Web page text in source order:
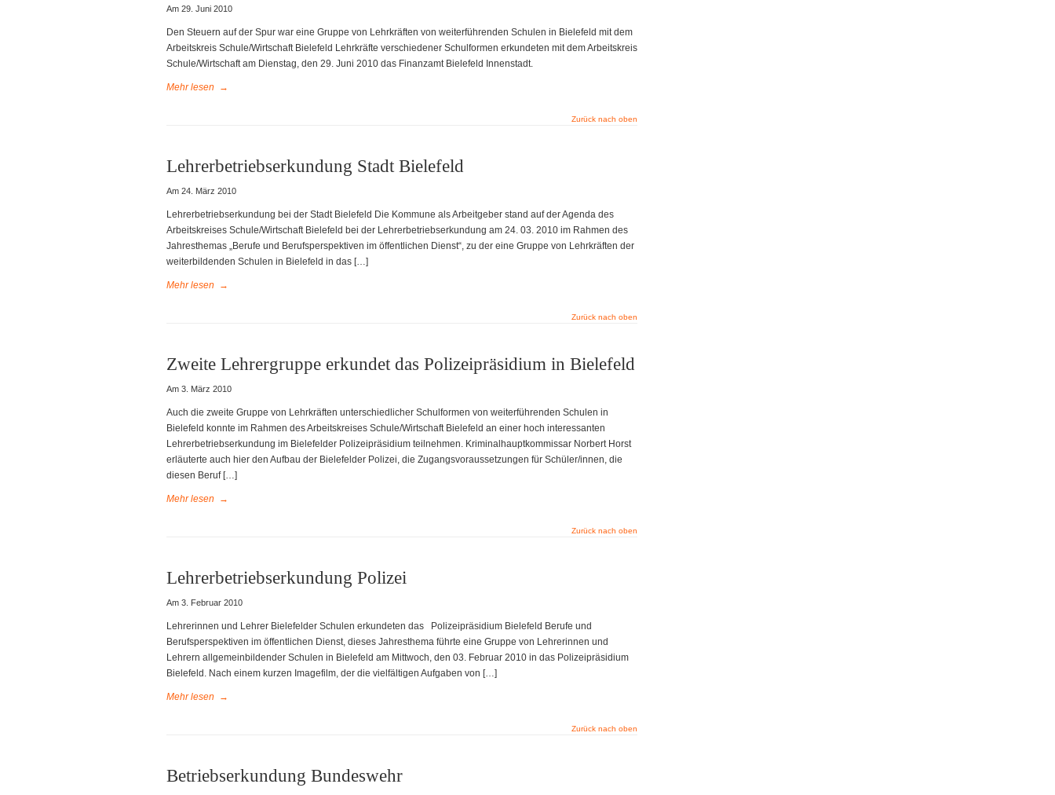
Am 29. Juni 2010
Den Steuern auf der Spur war eine Gruppe von Lehrkräften von weiterführenden Schulen in Bielefeld mit dem
Arbeitskreis Schule/Wirtschaft Bielefeld Lehrkräfte verschiedener Schulformen erkundeten mit dem Arbeitskreis
Schule/Wirtschaft am Dienstag, den 29. Juni 2010 das Finanzamt Bielefeld Innenstadt.
Mehr lesen →
Zurück nach oben
Lehrerbetriebserkundung Stadt Bielefeld
Am 24. März 2010
Lehrerbetriebserkundung bei der Stadt Bielefeld Die Kommune als Arbeitgeber stand auf der Agenda des
Arbeitskreises Schule/Wirtschaft Bielefeld bei der Lehrerbetriebserkundung am 24. 03. 2010 im Rahmen des
Jahresthemas „Berufe und Berufsperspektiven im öffentlichen Dienst“, zu der eine Gruppe von Lehrkräften der
weiterbildenden Schulen in Bielefeld in das […]
Mehr lesen →
Zurück nach oben
Zweite Lehrergruppe erkundet das Polizeipräsidium in Bielefeld
Am 3. März 2010
Auch die zweite Gruppe von Lehrkräften unterschiedlicher Schulformen von weiterführenden Schulen in
Bielefeld konnte im Rahmen des Arbeitskreises Schule/Wirtschaft Bielefeld an einer hoch interessanten
Lehrerbetriebserkundung im Bielefelder Polizeipräsidium teilnehmen. Kriminalhauptkommissar Norbert Horst
erläuterte auch hier den Aufbau der Bielefelder Polizei, die Zugangsvoraussetzungen für Schüler/innen, die
diesen Beruf […]
Mehr lesen →
Zurück nach oben
Lehrerbetriebserkundung Polizei
Am 3. Februar 2010
Lehrerinnen und Lehrer Bielefelder Schulen erkundeten das Polizeipräsidium Bielefeld Berufe und
Berufsperspektiven im öffentlichen Dienst, dieses Jahresthema führte eine Gruppe von Lehrerinnen und
Lehrern allgemeinbildender Schulen in Bielefeld am Mittwoch, den 03. Februar 2010 in das Polizeipräsidium
Bielefeld. Nach einem kurzen Imagefilm, der die vielfältigen Aufgaben von […]
Mehr lesen →
Zurück nach oben
Betriebserkundung Bundeswehr